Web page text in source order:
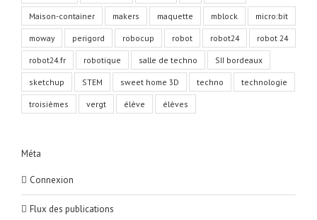
Maison-container makers maquette mblock micro:bit
moway perigord robocup robot robot24 robot 24
robot24.fr robotique salle de techno SII bordeaux
sketchup STEM sweet home 3D techno technologie
troisièmes vergt élève élèves
Méta
Connexion
Flux des publications